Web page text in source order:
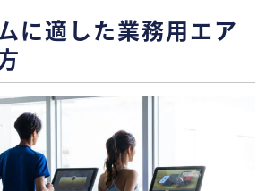
に適した業務用エア